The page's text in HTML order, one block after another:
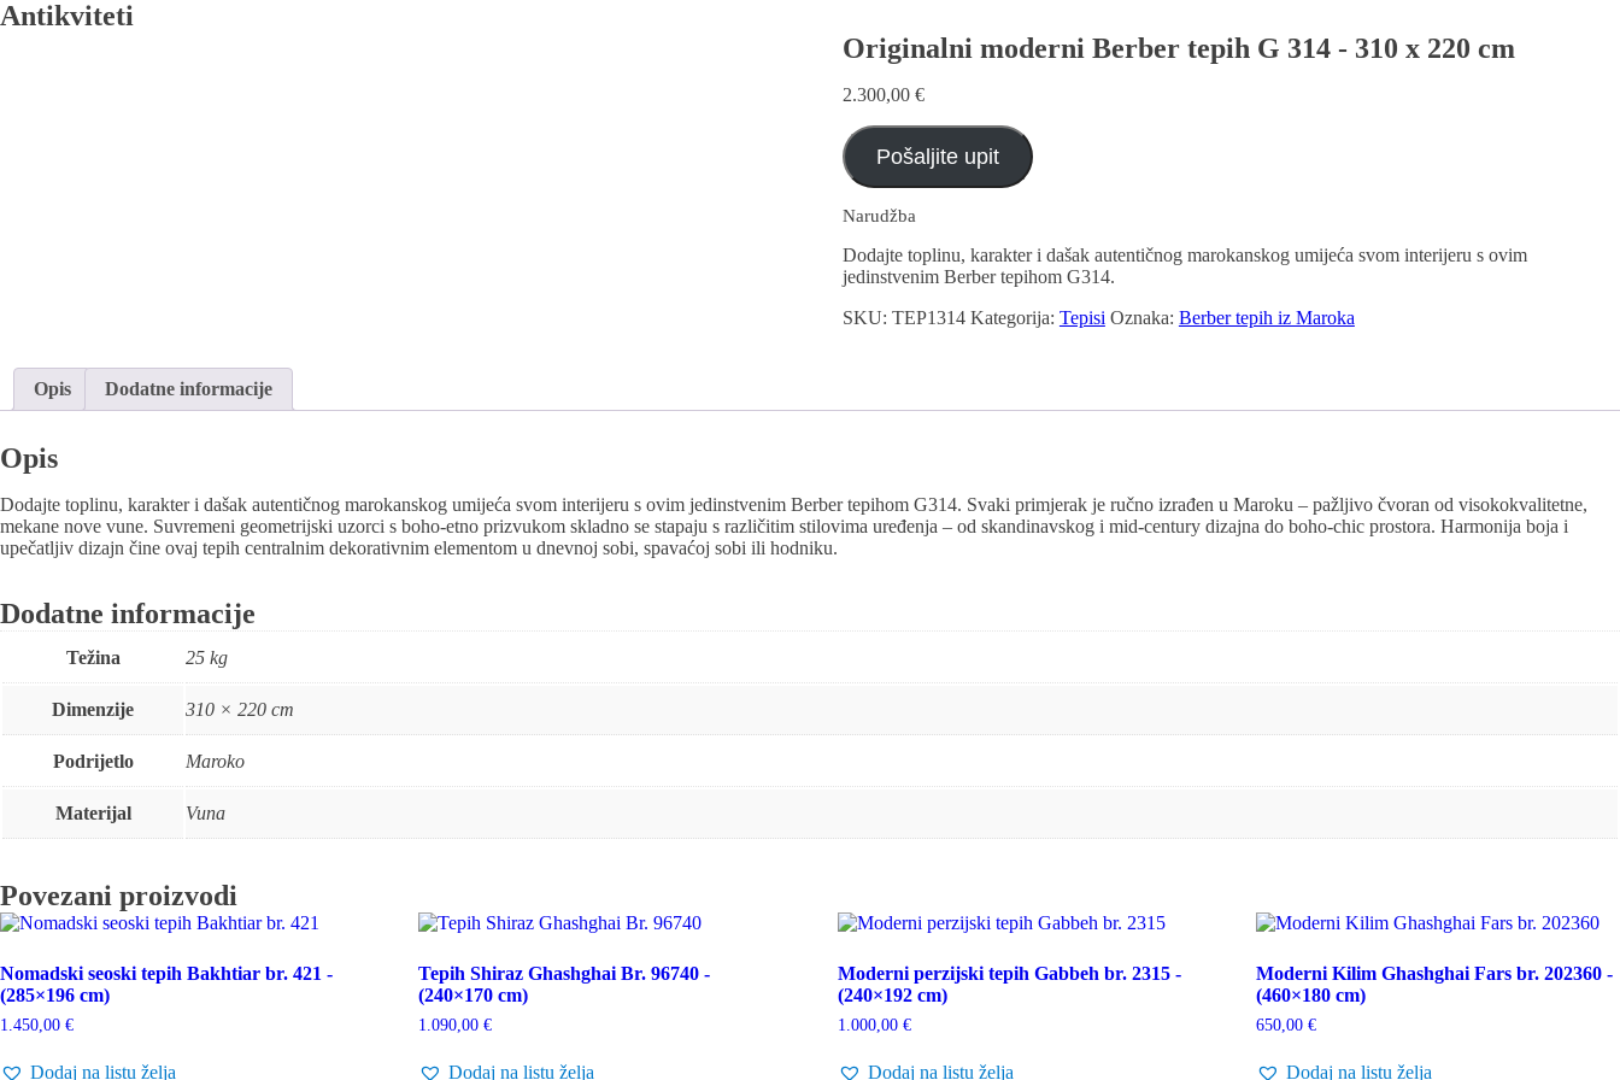
Antikviteti
Originalni moderni Berber tepih G 314 - 310 x 220 cm
2.300,00 €
Pošaljite upit
Narudžba
Dodajte toplinu, karakter i dašak autentičnog marokanskog umijeća svom interijeru s ovim
jedinstvenim Berber tepihom G314.
SKU: TEP1314 Kategorija: Tepisi Oznaka: Berber tepih iz Maroka
Opis Dodatne informacije
Opis
Dodajte toplinu, karakter i dašak autentičnog marokanskog umijeća svom interijeru s ovim jedinstvenim Berber tepihom G314. Svaki primjerak je ručno izrađen u Maroku – pažljivo čvoran od visokokvalitetne,
mekane nove vune. Suvremeni geometrijski uzorci s boho-etno prizvukom skladno se stapaju s različitim stilovima uređenja – od skandinavskog i mid-century dizajna do boho-chic prostora. Harmonija boja i
upečatljiv dizajn čine ovaj tepih centralnim dekorativnim elementom u dnevnoj sobi, spavaćoj sobi ili hodniku.
Dodatne informacije
Težina 25 kg
Dimenzije 310 × 220 cm
Podrijetlo Maroko
Materijal Vuna
Povezani proizvodi
Nomadski seoski tepih Bakhtiar br. 421 -
(285×196 cm)
1.450,00 €
Dodaj na listu želja
Tepih Shiraz Ghashghai Br. 96740 -
(240×170 cm)
1.090,00€
Dodaj na listu želja
Moderni perzijski tepih Gabbeh br. 2315 -
(240×192 cm)
1.000,00 €
Dodaj na listu želja
Moderni Kilim Ghashghai Fars br. 202360 -
(460×180 cm)
650,00€
Dodaj na listu želja